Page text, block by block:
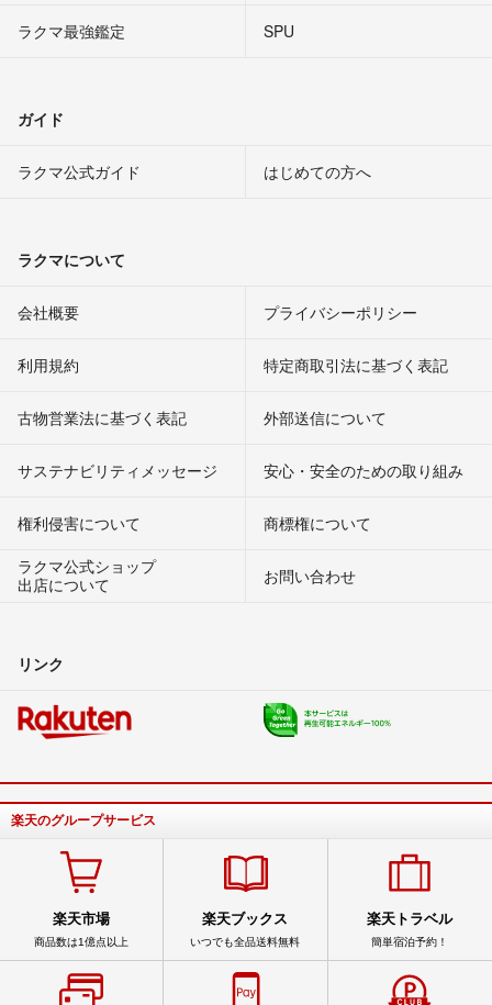
ラクマ最強鑑定
SPU
ガイド
ラクマ公式ガイド はじめての方へ
ラクマについて
会社概要 プライバシーポリシー
利用規約 特定商取引法に基づく表記
古物営業法に基づく表記 外部送信について
サステナビリティメッセージ 安心・安全のための取り組み
権利侵害について
商標権について
ラクマ公式ショップ
出店について
お問い合わせ
リンク
楽天のグループサービス
楽天市場
商品数は1億点以上
楽天ブックス
いつでも全品送料無料
楽天トラベル
簡単宿泊予約！